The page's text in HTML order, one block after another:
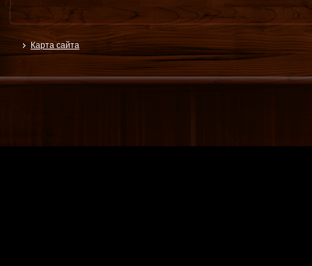
Карта сайта